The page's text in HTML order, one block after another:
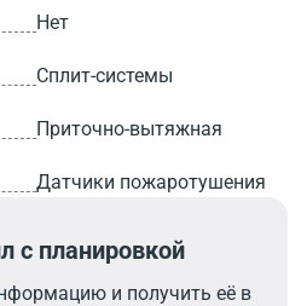
Нет
Сплит-системы
Приточно-вытяжная
Датчики пожаротушения
с планировкой
и получить её в